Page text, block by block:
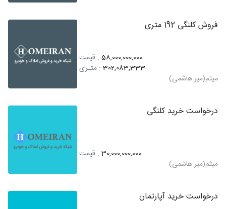
فروش کلنگی 192 متری
58,000,000,000 : قیمت
302,083,333 : متـری
میثم(میر هاشمی)
درخواست خرید کلنگی
30,000,000,000 : قیمت
میثم(میر هاشمی)
درخواست خرید آپارتمان